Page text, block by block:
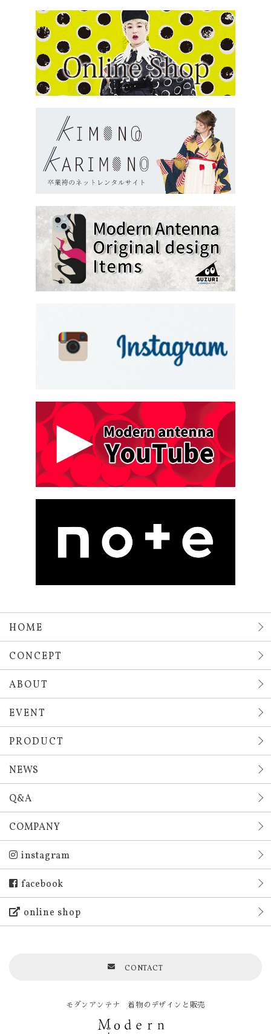
HOME
CONCEPT
ABOUT
EVENT
PRODUCT
NEWS
Q&A
COMPANY
instagram
facebook
online shop
CONTACT
モダンアンテナ 着物のデザインと販売